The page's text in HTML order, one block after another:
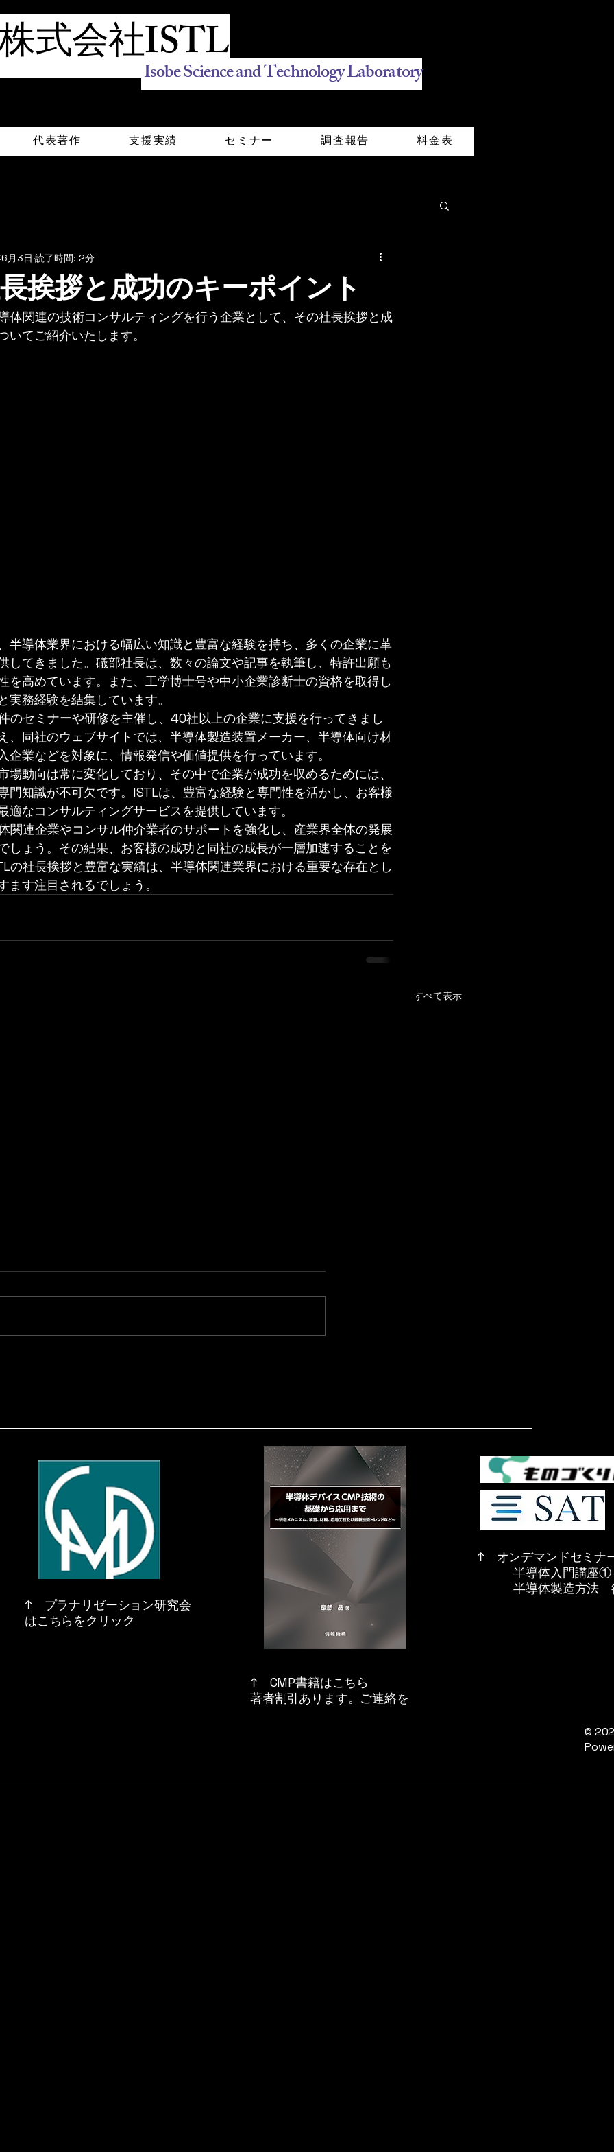
式会社ISTLIsobe Science and Technology Laboratory
代表著作 支援実績 セミナー 調査報告 料金表
挨拶と成功のキーポイント
月3日 読了時間: 2分
体関連の技術コンサルティングを行う企業として、その社長挨拶と成
いてご紹介いたします。
半導体業界における幅広い知識と豊富な経験を持ち、多くの企業に革
してきました。礒部社長は、数々の論文や記事を執筆し、特許出願も
を高めています。また、工学博士号や中小企業診断士の資格を取得し
実務経験を結集しています。
のセミナーや研修を主催し、40社以上の企業に支援を行ってきまし
、同社のウェブサイトでは、半導体製造装置メーカー、半導体向け材
企業などを対象に、情報発信や価値提供を行っています。
場動向は常に変化しており、その中で企業が成功を収めるためには、
門知識が不可欠です。ISTLは、豊富な経験と専門性を活かし、お客様
適なコンサルティングサービスを提供しています。
関連企業やコンサル仲介業者のサポートを強化し、産業界全体の発展
しょう。その結果、お客様の成功と同社の成長が一層加速することを
の社長挨拶と豊富な実績は、半導体関連業界における重要な存在とし
ます注目されるでしょう。
すべて表示
↑ プラナリゼーション研究会
はこちらをクリック
↑ CMP書籍はこちら
​著者割引あります。ご連絡を
↑ オンデマンドセミナ
半導体入門講座①
半導体製造方法
©